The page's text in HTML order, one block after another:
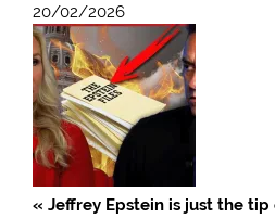
20/02/2026
« Jeffrey Epstein is just the tip